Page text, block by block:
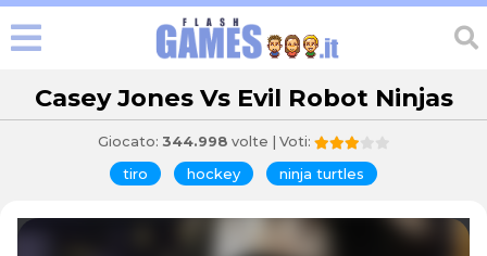
Casey Jones Vs Evil Robot Ninjas
Giocato: 344.998 volte | Voti:
tiro hockey ninja turtles